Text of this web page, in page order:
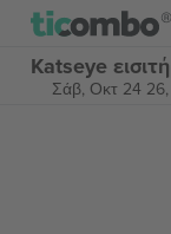
Katseye
Σάβ, Οκτ 24